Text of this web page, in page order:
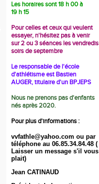
Les horaires sont 18 h 00 à
19 h 15
Pour celles et ceux qui veulent
essayer, n'hésitez pas à venir
sur 2 ou 3 séances les vendredis
soirs de septembre
Le responsable de l'école
d'athlétisme est Bastien
AUGER, titulaire d'un BPJEPS
Nous ne prenons pas d'enfants
nés après 2020.
Pour plus d'informations :
vvfathle@yahoo.com ou par
téléphone au 06.85.34.84.48 (
Laisser un message s'il vous
plait)
Jean CATINAUD